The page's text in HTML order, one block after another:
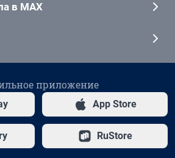
в MAX
приложение
App Store
RuStore